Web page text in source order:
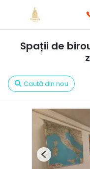
Spații de
Caută din nou
Previous